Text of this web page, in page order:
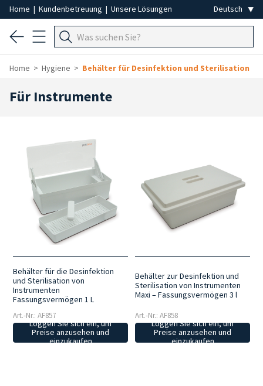
Home | Kundenbetreuung | Unsere Lösungen
Home Hygiene Behälter für Desinfektion und Sterilisation
Für Instrumente
Behälter für die Desinfektion
und Sterilisation von
Instrumenten
Fassungsvermögen 1 L
Art.-Nr.: AF857
Loggen Sie sich ein, um
Preise anzusehen und
einzukaufen
Behälter zur Desinfektion und
Sterilisation von Instrumenten
Maxi – Fassungsvermögen 3 l
Art.-Nr.: AF858
Loggen Sie sich ein, um
Preise anzusehen und
einzukaufen